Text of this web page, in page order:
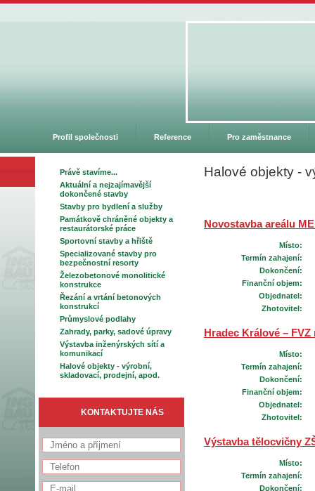
Halové objekty -
Novostavba areálu
Místo:
Termín zahajení:
Dokončení:
Finanční objem:
Objednatel:
Zhotovitel:
Hradec Králové –
Místo:
Termín zahajení:
Dokončení:
Finanční objem:
Objednatel:
Zhotovitel:
Výstavba tělocvičny
Místo:
Termín zahajení:
Dokončení:
Právě stavíme...
Aktuální a nejzajímavější
dokončené stavby
Stavby pro bydlení a služby
Památkově chráněné objekty a
restaurátorské práce
Sportovní stavby a hřiště
Specializované stavby pro
bezpečnostní resorty
Železobetonové monolitické
konstrukce
Řezání a vrtání betonových
konstrukcí
Průmyslové podlahy
Zahrady, parky, sadové úpravy
Výstavba inženýrských sítí a
komunikací
Halové objekty - výrobní,
skladovací, prodejní, apod.
KONTAKTUJTE NÁS
Profil společnosti Reference Pro zaměstnance